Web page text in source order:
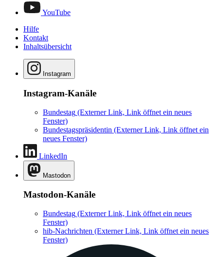
YouTube
Hilfe
Kontakt
Inhaltsübersicht
Instagram
Instagram-Kanäle
Bundestag (Externer Link, Link öffnet ein neues
Fenster)
Bundestagspräsidentin (Externer Link, Link öffnet ein
neues Fenster)
LinkedIn
Mastodon
Mastodon-Kanäle
Bundestag (Externer Link, Link öffnet ein neues
Fenster)
hib-Nachrichten (Externer Link, Link öffnet ein neues
Fenster)